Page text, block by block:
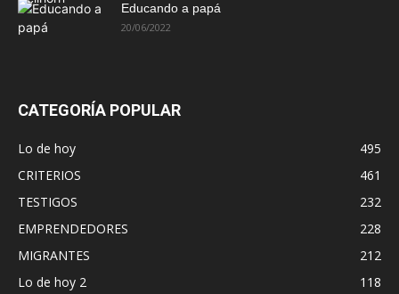
Educando a papá
20/06/2022
CATEGORÍA POPULAR
Lo de hoy
495
CRITERIOS
461
TESTIGOS
232
EMPRENDEDORES
228
MIGRANTES
212
Lo de hoy 2
118